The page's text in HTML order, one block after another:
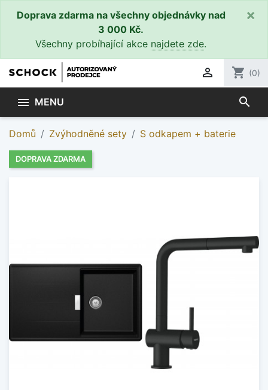
Doprava zdarma na všechny objednávky nad
3 000 Kč.
Všechny probíhající akce najdete zde.
×
 shopping_cart (0)
 MENU search
Domů Zvýhodněné sety S odkapem + baterie
DOPRAVA ZDARMA